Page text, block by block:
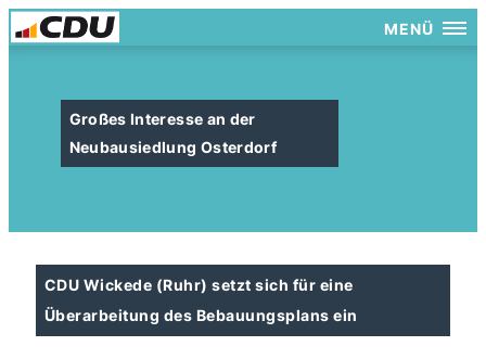
MENÜ
Großes Interesse an der
Neubausiedlung Osterdorf
CDU Wickede (Ruhr) setzt sich für eine
Überarbeitung des Bebauungsplans ein